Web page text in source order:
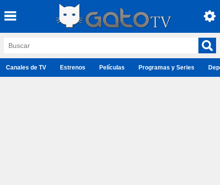
Canales de TV Estrenos Películas Programas y Series